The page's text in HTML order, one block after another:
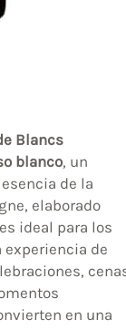
Blancs
blanco, un
de la
elaborado
ideal para los
experiencia de
en una